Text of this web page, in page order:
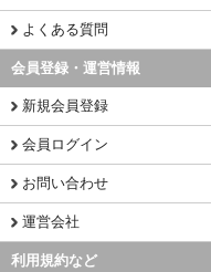
よくある質問
会員登録・運営情報
新規会員登録
会員ログイン
お問い合わせ
運営会社
利用規約など